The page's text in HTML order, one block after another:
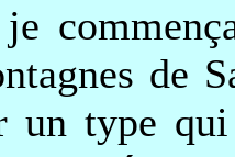
de
un type